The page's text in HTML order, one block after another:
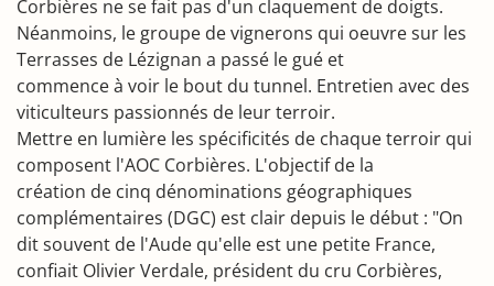
Corbières ne se fait pas d'un claquement de doigts.
Néanmoins, le groupe de vignerons qui oeuvre sur les
Terrasses de Lézignan a passé le gué et
commence à voir le bout du tunnel. Entretien avec des
viticulteurs passionnés de leur terroir.
Mettre en lumière les spécificités de chaque terroir qui
composent l'AOC Corbières. L'objectif de la
création de cinq dénominations géographiques
complémentaires (DGC) est clair depuis le début : "On
dit souvent de l'Aude qu'elle est une petite France,
confiait Olivier Verdale, président du cru Corbières,